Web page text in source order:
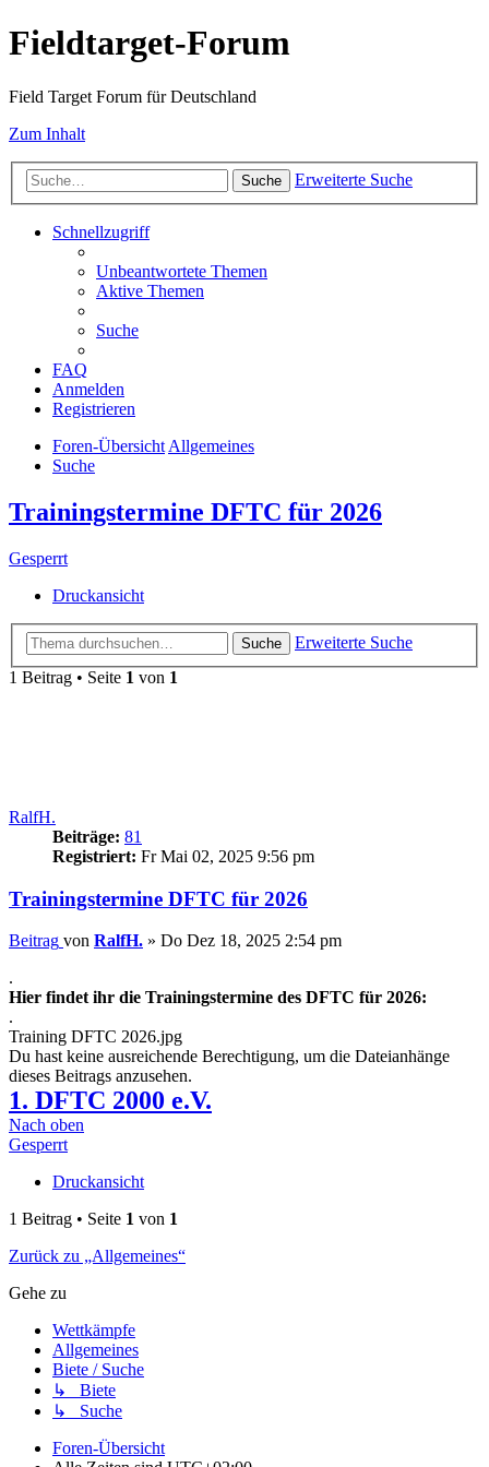
Fieldtarget-Forum
Field Target Forum für Deutschland
Zum Inhalt
Suche Erweiterte Suche
Schnellzugriff
Unbeantwortete Themen
Aktive Themen
Suche
FAQ
Anmelden
Registrieren
Foren-ÜbersichtAllgemeines
Suche
Trainingstermine DFTC für 2026
Gesperrt
Druckansicht
Suche
Erweiterte Suche
1 Beitrag • Seite 1 von 1
RalfH.
Beiträge: 81
Registriert: Fr Mai 02, 2025 9:56 pm
Trainingstermine DFTC für 2026
Beitrag von RalfH. » Do Dez 18, 2025 2:54 pm
.
Hier findet ihr die Trainingstermine des DFTC für 2026:
.
Training DFTC 2026.jpg
Du hast keine ausreichende Berechtigung, um die Dateianhänge
dieses Beitrags anzusehen.
1. DFTC 2000 e.V.
Nach oben
Gesperrt
Druckansicht
1 Beitrag • Seite 1 von 1
Zurück zu „Allgemeines“
Gehe zu
Wettkämpfe
Allgemeines
Biete / Suche
↳ Biete
↳ Suche
Foren-Übersicht